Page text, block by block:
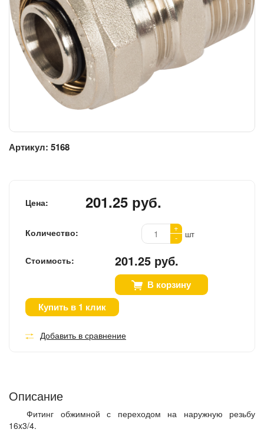
Артикул: 5168
Цена: 201.25 руб.
Количество:
+
-
шт
Стоимость: 201.25 руб.
В корзину
Купить в 1 клик
Добавить в сравнение
Описание
Фитинг обжимной с переходом на наружную резьбу
16x3/4.